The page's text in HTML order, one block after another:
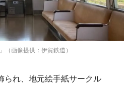
（画像提供：伊賀鉄道）
られ、地元絵手紙サークル